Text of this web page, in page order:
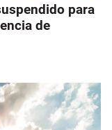
para
de